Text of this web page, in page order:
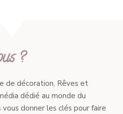
?
de décoration, Rêves et
dédié au monde du
donner les clés pour faire